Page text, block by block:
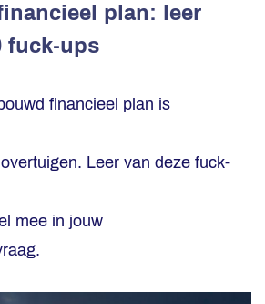
plan: leer
fuck-ups
financieel plan is
Leer van deze fuck-
mee in jouw